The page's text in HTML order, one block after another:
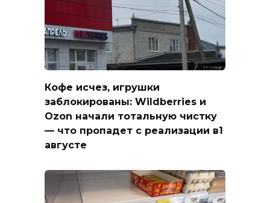
Кофе исчез, игрушки
заблокированы: Wildberries и
Ozon начали тотальную чистку
— что пропадет с реализации в1
августе